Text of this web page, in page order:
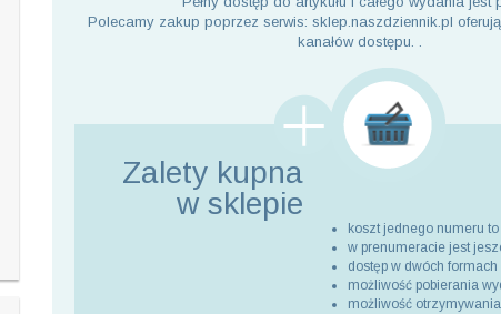
Polecamy zakup poprzez serwis: sklep.naszdziennik.pl
kanałów dostępu. .
Zalety kupna
w sklepie
koszt jednego numeru to
w prenumeracie jest
dostęp w dwóch
możliwość pobierania
możliwość